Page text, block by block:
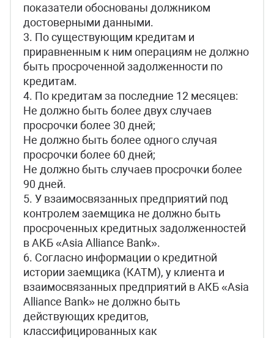
показатели обоснованы должником
достоверными данными.
3. По существующим кредитам и
приравненным к ним операциям не должно
быть просроченной задолженности по
кредитам.
4. По кредитам за последние 12 месяцев:
Не должно быть более двух случаев
просрочки более 30 дней;
Не должно быть более одного случая
просрочки более 60 дней;
Не должно быть случаев просрочки более
90 дней.
5. У взаимосвязанных предприятий под
контролем заемщика не должно быть
просроченных кредитных задолженностей
в АКБ «Asia Alliance Bank».
6. Согласно информации о кредитной
истории заемщика (КАТМ), у клиента и
взаимосвязанных предприятий в АКБ «Asia
Alliance Bank» не должно быть
действующих кредитов,
классифицированных как